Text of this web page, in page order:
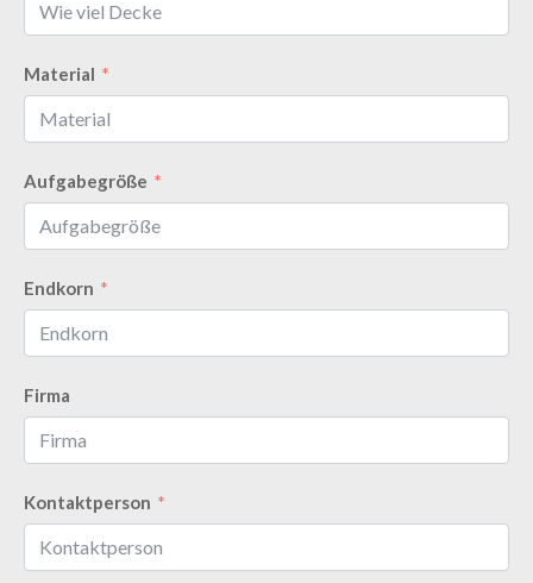
Material
Aufgabegröße
Endkorn
Firma
Kontaktperson